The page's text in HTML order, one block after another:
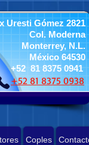
Uresti Gómez 2821
Moderna
N.L.
64530
+52 81 8375 0941
+52 81 8375 0938
Coples